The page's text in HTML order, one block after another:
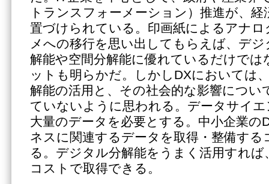
トランスフォーメーション）推進が、
置づけられている。印画紙によるアナ
メへの移行を思い出してもらえば、デ
解能や空間分解能に優れているだけでは
ットも明らかだ。しかしDXにおいては
解能の活用と、その社会的な影響につい
ていないように思われる。データサイ
大量のデータを必要とする。中小企業の
ネスに関連するデータを取得・整備する
る。デジタル分解能をうまく活用すれば
コストで取得できる。